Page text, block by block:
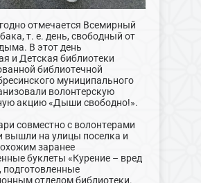
отмечается Всемирный
т. е. день, свободный от
В этот день
и Детская библиотеки
библиотечной
муниципального
волонтерскую
акцию «Дыши свободно!».
совместно с волонтерами
вышли на улицы поселка и
заранее
буклеты «Курение – вред
подготовленные